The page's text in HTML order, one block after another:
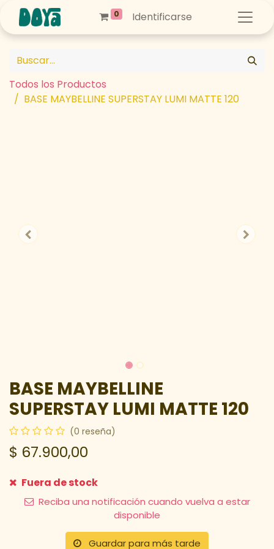
0 Identificarse
Todos los Productos
BASE MAYBELLINE SUPERSTAY LUMI MATTE 120
BASE MAYBELLINE
SUPERSTAY LUMI MATTE 120
(0 reseña)
$ 67.900,00
Fuera de stock
Reciba una notificación cuando vuelva a estar
disponible
Guardar para más tarde